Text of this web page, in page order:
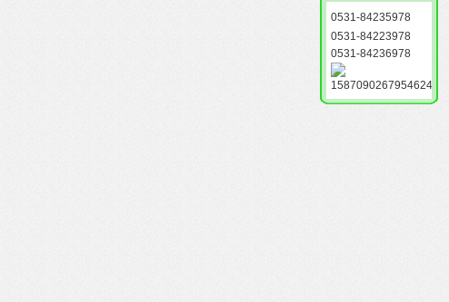
0531-84235978
0531-84223978
0531-84236978